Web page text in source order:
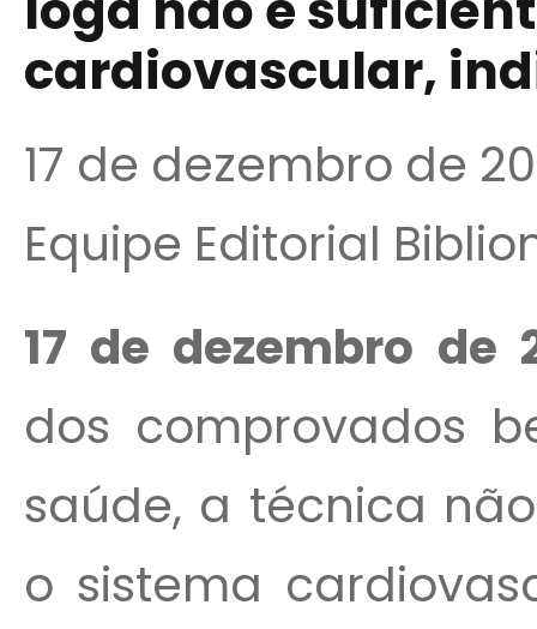
cardiovascular,
17 de dezembro de
Equipe Editorial
17 de dezembro de
dos comprovados
saúde, a técnica
o sistema